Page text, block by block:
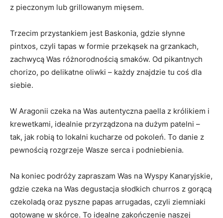
z pieczonym lub grillowanym mięsem.
Trzecim przystankiem jest Baskonia, gdzie słynne
pintxos, czyli tapas w formie przekąsek na grzankach,
zachwycą Was różnorodnością smaków. Od pikantnych
chorizo, po delikatne oliwki – każdy znajdzie tu coś dla
siebie.
W Aragonii czeka na Was autentyczna paella z królikiem i
krewetkami, idealnie przyrządzona na dużym patelni –
tak, jak robią to lokalni kucharze od pokoleń. To danie z
pewnością rozgrzeje Wasze serca i podniebienia.
Na koniec podróży zapraszam Was na Wyspy Kanaryjskie,
gdzie czeka na Was degustacja słodkich churros z gorącą
czekoladą oraz pyszne papas arrugadas, czyli ziemniaki
gotowane w skórce. To idealne zakończenie naszej